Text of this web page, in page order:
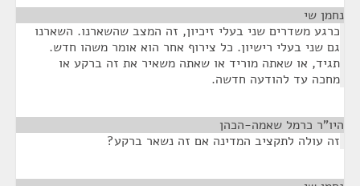
נחמן שי
כרגע משדרים שני בעלי זיכיון, זה המצב שהשארנו. השארנו
גם שני בעלי רישיון. כל צירוף אחר הוא אומר משהו חדש.
תגיד, או שאתה מוריד או שאתה משאיר את זה ברקע או
מחכה עד להודעה חדשה.
היו"ר כרמל שאמה-הכהן
זה עולה לתקציב המדינה אם זה נשאר ברקע?